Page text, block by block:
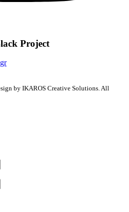
Project
by IKAROS Creative Solutions. All